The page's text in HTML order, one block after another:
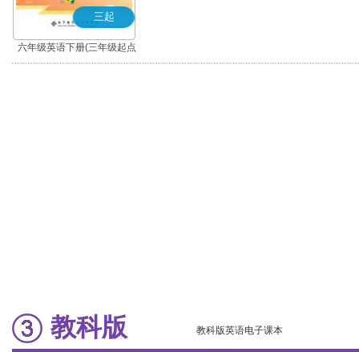
三起
六年级英语下册(三年级起点)
教科版 教科版英语电子课本